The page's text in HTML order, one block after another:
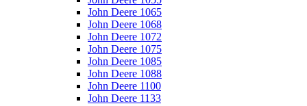
John Deere 1065
John Deere 1068
John Deere 1072
John Deere 1075
John Deere 1085
John Deere 1088
John Deere 1100
John Deere 1133